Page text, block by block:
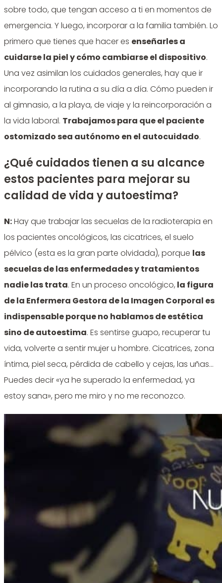
sobre todo, que tengan acceso a ti en momentos de
emergencia. Y luego, incorporar a la familia también. Lo
primero que tienes que hacer es enseñarles a
cuidarse la piel y cómo cambiarse el dispositivo.
Una vez asimilan los cuidados generales, hay que ir
incorporando la rutina a su día a día. Cómo pueden ir
al gimnasio, a la playa, de viaje y la reincorporación a
la vida laboral. Trabajamos para que el paciente
ostomizado sea autónomo en el autocuidado.
¿Qué cuidados tienen a su alcance
estos pacientes para mejorar su
calidad de vida y autoestima?
N:Hay que trabajar las secuelas de la radioterapia en
los pacientes oncológicos, las cicatrices, el suelo
pélvico (esta es la gran parte olvidada), porque las
secuelas de las enfermedades y tratamientos
nadie las trata. En un proceso oncológico, la figura
de la Enfermera Gestora de la Imagen Corporal es
indispensable porque no hablamos de estética
sino de autoestima. Es sentirse guapo, recuperar tu
vida, volverte a sentir mujer u hombre. Cicatrices, zona
íntima, piel seca, pérdida de cabello y cejas, las uñas…
Puedes decir «ya he superado la enfermedad, ya
estoy sana», pero me miro y no me reconozco.